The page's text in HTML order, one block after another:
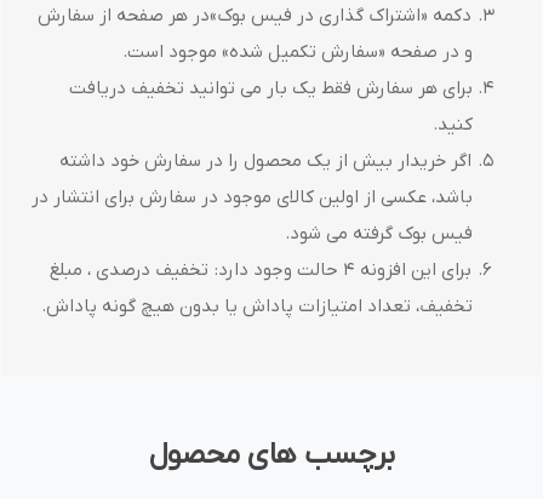
دکمه «اشتراک گذاری در فیس بوک»در هر صفحه از سفارش
و در صفحه «سفارش تکمیل شده» موجود است.
برای هر سفارش فقط یک بار می توانید تخفیف دریافت
کنید.
اگر خریدار بیش از یک محصول را در سفارش خود داشته
باشد، عکسی از اولین کالای موجود در سفارش برای انتشار در
فیس بوک گرفته می شود.
برای این افزونه 4 حالت وجود دارد: تخفیف درصدی ، مبلغ
تخفیف، تعداد امتیازات پاداش یا بدون هیچ گونه پاداش.
برچسب های محصول